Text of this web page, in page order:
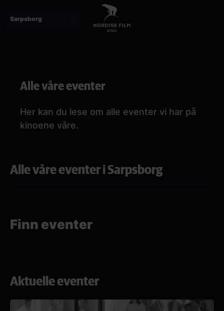
Alle våre eventer
Her kan du lese om alle eventer vi har på
kinoene våre.
Alle våre eventer i Sarpsborg
Aktuelle eventer
Finn eventer